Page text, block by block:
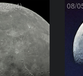
21.4) 08/